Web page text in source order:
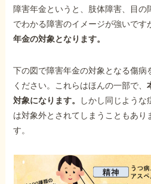
障害年金というと、肢体障害、目の
でわかる障害のイメージが強いです
年金の対象となります。
下の図で障害年金の対象となる傷病
ください。これらはほんの一部で、
対象になります。
しかし同じような
は対象外とされてしまうこともあり
す。